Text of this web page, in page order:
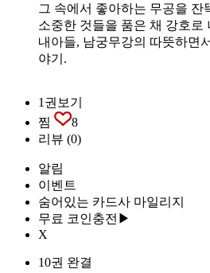
그 속에서 좋아하는 무공을 잔
소중한 것들을 품은 채 강호로
내아들, 남궁무강의 따뜻하면
야기.
1권보기
찜
8
리뷰 (0)
알림
이벤트
숨어있는 카드사 마일리지
무료 코인충전▶
X
10권 완결